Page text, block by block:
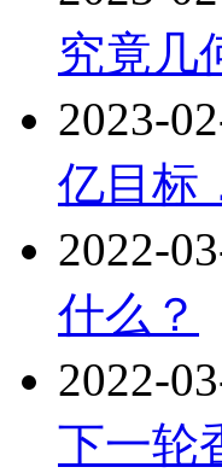
究竟几
2023-
亿目标
2022-
什么？
2022-
下一轮